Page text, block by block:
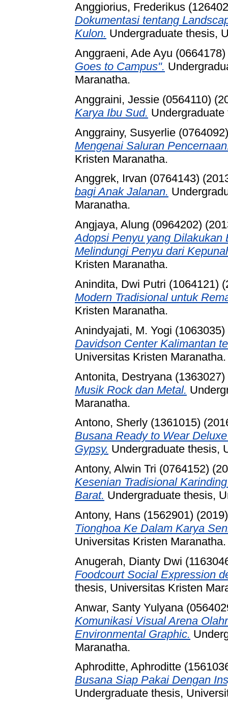
Anggiorius, Frederikus
Dokumentasi tentang
Kulon. Undergraduate thesis,
Anggraeni, Ade Ayu (0664178)
Goes to Campus".
Maranatha.
Anggraini, Jessie (0564110)
Karya Ibu Sud.
Anggrainy, Susyerlie (0764092)
Mengenai Saluran
Kristen Maranatha.
Anggrek, Irvan (0764143)
bagi Anak Jalanan.
Maranatha.
Angjaya, Alung (0964202)
Adopsi Penyu yang Dilakukan
Melindungi Penyu dari
Kristen Maranatha.
Anindita, Dwi Putri (1064121)
Modern Tradisional untuk
Kristen Maranatha.
Anindyajati, M. Yogi (1063035)
Davidson Center Kalimantan
Universitas Kristen Maranatha.
Antonita, Destryana (1363027)
Musik Rock dan Metal.
Maranatha.
Antono, Sherly (1361015)
Busana Ready to Wear
Gypsy. Undergraduate thesis,
Antony, Alwin Tri (0764152)
Kesenian Tradisional
Barat. Undergraduate thesis,
Antony, Hans (1562901)
Tionghoa Ke Dalam Karya
Universitas Kristen Maranatha.
Anugerah, Dianty Dwi
Foodcourt Social Expression
thesis, Universitas Kristen
Anwar, Santy Yulyana
Komunikasi Visual Arena
Environmental Graphic.
Maranatha.
Aphroditte, Aphroditte
Busana Siap Pakai Dengan
Undergraduate thesis,